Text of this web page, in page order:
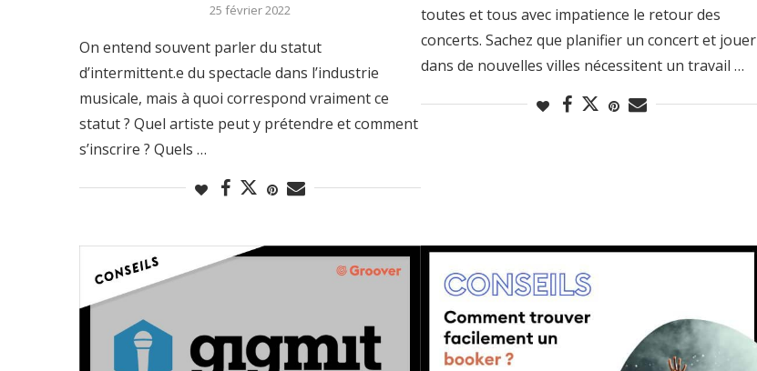
25 février 2022
On entend souvent parler du statut
d’intermittent.e du spectacle dans l’industrie
musicale, mais à quoi correspond vraiment ce
statut ? Quel artiste peut y prétendre et comment
s’inscrire ? Quels …
toutes et tous avec impatience le retour des
concerts. Sachez que planifier un concert et jouer
dans de nouvelles villes nécessitent un travail …